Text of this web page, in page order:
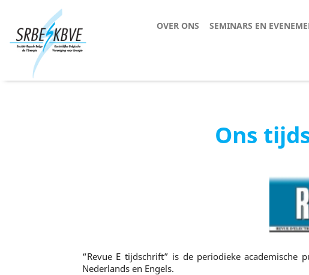
OVER ONS SEMINARS EN
Ons
“Revue E tijdschrift” is de periodieke academische
Nederlands en Engels.